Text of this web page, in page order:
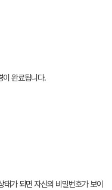
이 완료됩니다.
가 되면 자신의 비밀번호가 보이